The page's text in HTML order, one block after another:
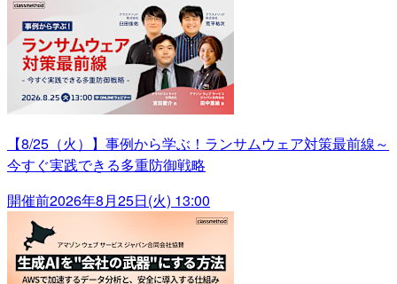
【8/25（火）】事例から学ぶ！ランサムウェア対策最前線～
今すぐ実践できる多重防御戦略
開催前2026年8月25日(火) 13:00